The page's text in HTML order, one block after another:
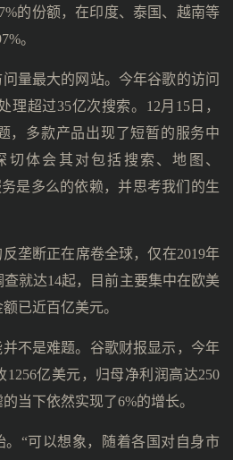
的份额，在印度、泰国、越南等
。
量最大的网站。今年谷歌的访问
理超过35亿次搜索。12月15日，
，多款产品出现了短暂的服务中
切体会其对包括搜索、地图、
务是多么的依赖，并思考我们的生
垄断正在席卷全球，仅在2019年
就达14起，目前主要集中在欧美
已近百亿美元。
不是难题。谷歌财报显示，今年
亿美元，归母净利润高达250
当下依然实现了6%的增长。
。“可以想象，随着各国对自身市